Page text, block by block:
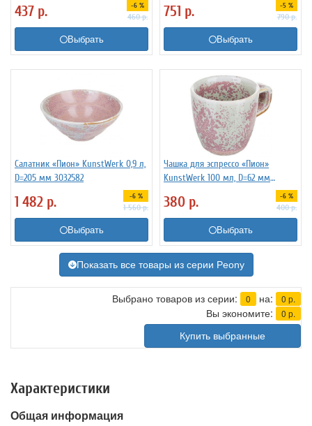
437 р. -6 %
460р.
Выбрать
751 р. -5 %
790р.
Выбрать
Салатник «Пион» KunstWerk 0,9 л,
D=205 мм 3032582
1 482 р. -6 %
1 560р.
Выбрать
Чашка для эспрессо «Пион»
KunstWerk 100 мл, D=62 мм
380 р. -6 %
400р.
Выбрать
Показать все товары из серии Peony
Выбрано товаров из серии: 0 на: 0 р.
Вы экономите: 0 р.
Купить выбранные
Характеристики
Общая информация